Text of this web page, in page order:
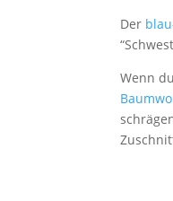
Der
Wenn